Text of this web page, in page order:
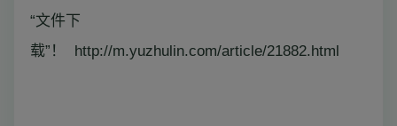
“文件下
载”！ http://m.yuzhulin.com/article/21882.html